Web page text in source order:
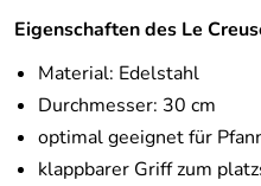
Eigenschaften des Le
Material: Edelstahl
Durchmesser: 30 cm
optimal geeignet für
klappbarer Griff zum